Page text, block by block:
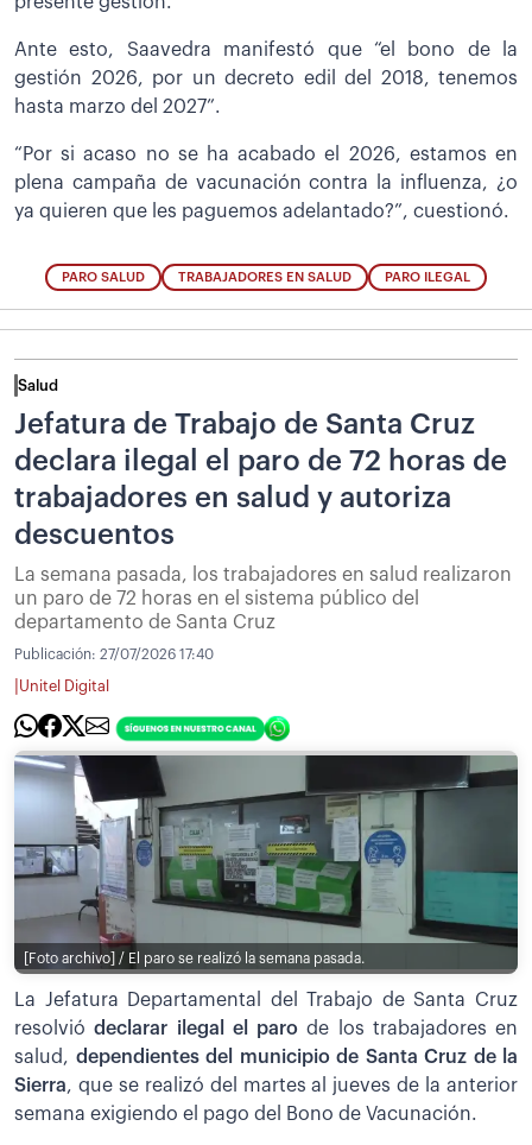
Ante esto, Saavedra manifestó que “el bono de la
gestión 2026, por un decreto edil del 2018, tenemos
hasta marzo del 2027”.
“Por si acaso no se ha acabado el 2026, estamos en
plena campaña de vacunación contra la influenza, ¿o
ya quieren que les paguemos adelantado?”, cuestionó.
PARO SALUD TRABAJADORES EN SALUD PARO ILEGAL
Salud
Jefatura de Trabajo de Santa Cruz
declara ilegal el paro de 72 horas de
trabajadores en salud y autoriza
descuentos
La semana pasada, los trabajadores en salud realizaron
un paro de 72 horas en el sistema público del
departamento de Santa Cruz
Publicación: 27/07/2026 17:40
Unitel Digital
[Foto archivo] / El paro se realizó la semana pasada.
La Jefatura Departamental del Trabajo de Santa Cruz
resolviódeclarar ilegal el paro de los trabajadores en
salud, dependientes del municipio de Santa Cruz de la
Sierra, que se realizó del martes al jueves de la anterior
semana exigiendo el pago del Bono de Vacunación.